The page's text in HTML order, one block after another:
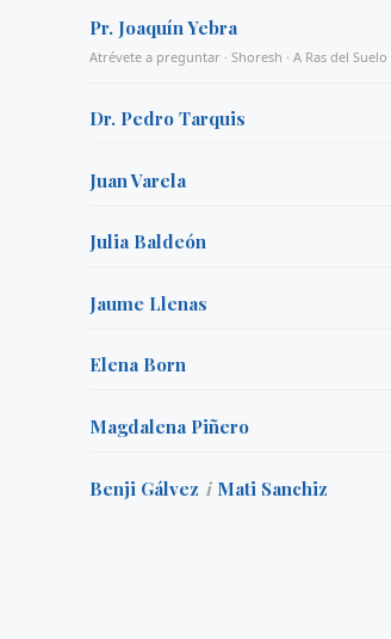
Pr. Joaquín Yebra
Atrévete a preguntar · Shoresh · A Ras del Suelo
Dr. Pedro Tarquis
Juan Varela
Julia Baldeón
Jaume Llenas
Elena Born
Magdalena Piñero
Benji Gálvez i Mati Sanchiz